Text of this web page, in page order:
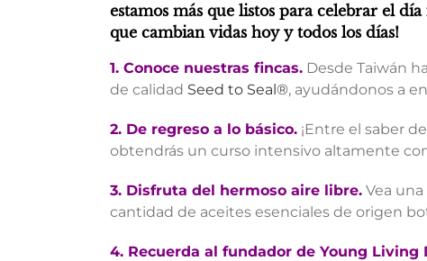
estamos más que listos para celebrar el
que cambian vidas hoy y todos los días!
1. Conoce nuestras fincas. Desde Taiwán
de calidad Seed to Seal®, ayudándonos a
2. De regreso a lo básico. ¡Entre el saber
obtendrás un curso intensivo altamente
3. Disfruta del hermoso aire libre. Vea
cantidad de aceites esenciales de origen
4. Recuerda al fundador de Young Living